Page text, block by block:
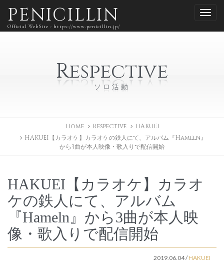
PENICILLIN
Official WebSite - https://www.penicillin.jp/
Respective
ソロ活動
Home Respective
HAKUEI
HAKUEI【カラオケ】カラオケの鉄人にて、アルバム『Hameln』
から3曲が本人映像・歌入りで配信開始
HAKUEI【カラオケ】カラオ
ケの鉄人にて、アルバム
『Hameln』から3曲が本人映
像・歌入りで配信開始
2019.06.04/HAKUEI